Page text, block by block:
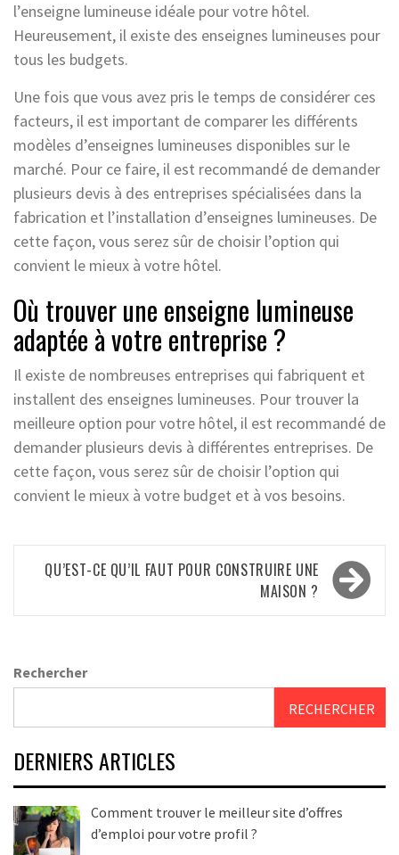
l’enseigne lumineuse idéale pour votre hôtel.
Heureusement, il existe des enseignes lumineuses pour
tous les budgets.
Une fois que vous avez pris le temps de considérer ces
facteurs, il est important de comparer les différents
modèles d’enseignes lumineuses disponibles sur le
marché. Pour ce faire, il est recommandé de demander
plusieurs devis à des entreprises spécialisées dans la
fabrication et l’installation d’enseignes lumineuses. De
cette façon, vous serez sûr de choisir l’option qui
convient le mieux à votre hôtel.
Où trouver une enseigne lumineuse
adaptée à votre entreprise ?
Il existe de nombreuses entreprises qui fabriquent et
installent des enseignes lumineuses. Pour trouver la
meilleure option pour votre hôtel, il est recommandé de
demander plusieurs devis à différentes entreprises. De
cette façon, vous serez sûr de choisir l’option qui
convient le mieux à votre budget et à vos besoins.
Navigation
QU’EST-CE QU’IL FAUT POUR CONSTRUIRE UNE
MAISON ?
Rechercher
RECHERCHER
DERNIERS ARTICLES
Comment trouver le meilleur site d’offres
d’emploi pour votre profil ?